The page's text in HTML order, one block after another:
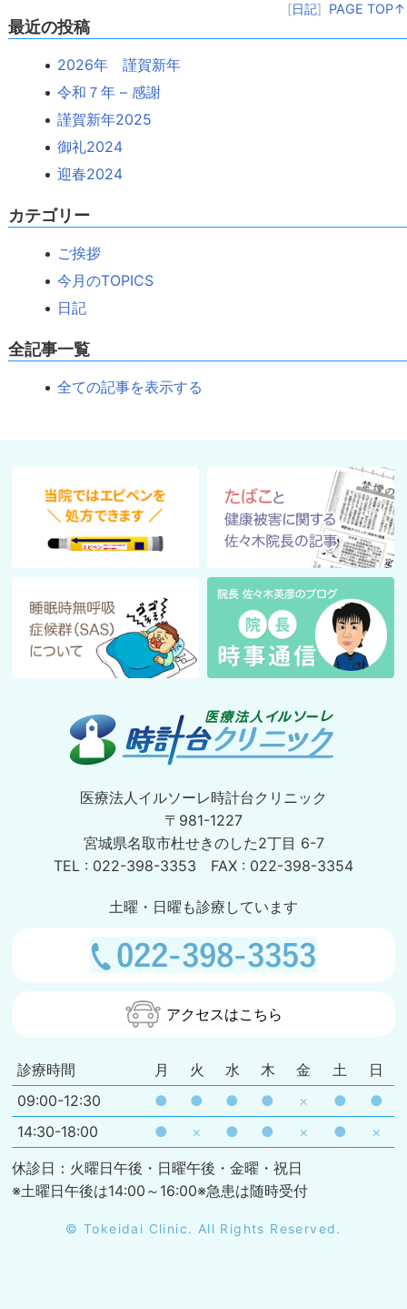
[日記] PAGE TOP↑
最近の投稿
2026年 謹賀新年
令和７年 – 感謝
謹賀新年2025
御礼2024
迎春2024
カテゴリー
ご挨拶
今月のTOPICS
日記
全記事一覧
全ての記事を表示する
医療法人イルソーレ時計台クリニック
〒981-1227
宮城県名取市杜せきのした2丁目 6-7
TEL : 022-398-3353 FAX : 022-398-3354
土曜・日曜も診療しています
アクセスはこちら
診療時間 月 火 水 木 金 土
日
09:00-12:30
● ● ● ● × ●
●
14:30-18:00
● × ● ● × ●
×
休診日：火曜日午後・日曜午後・金曜・祝日
※土曜日午後は14:00～16:00※急患は随時受付
© Tokeidai Clinic. All Rights Reserved.